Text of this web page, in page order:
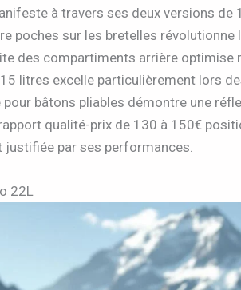
à travers ses deux versions de
poches sur les bretelles révolutionne
des compartiments arrière optimise
litres excelle particulièrement lors
pour bâtons pliables démontre une
qualité-prix de 130 à 150€
par ses performances.
22L